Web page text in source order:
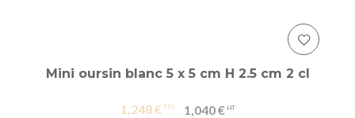
Mini oursin blanc 5 x 5 cm H 2.5 cm 2 cl
1,248 € 1,040 €